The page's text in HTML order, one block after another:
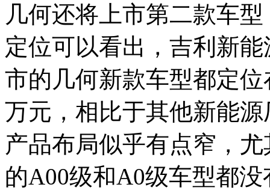
几何还将上市第二款车
定位可以看出，吉利新
市的几何新款车型都定
万元，相比于其他新能
产品布局似乎有点窄，
的A00级和A0级车型都